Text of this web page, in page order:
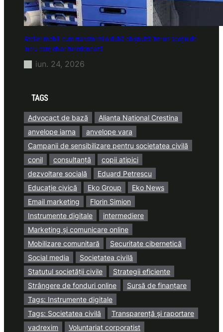
Atelier mobil: cum transformi o dubă obișnuită într-un spațiu de
lucru care chiar funcționează
iun. 24, 2026
TAGS
Advocact de bază
Alianta National Crestina
anvelope iarna
anvelope vara
Campanii de sensibilizare pentru societatea civilă
conil
consultanță
copii atipici
dezvoltare socială
Eduard Petrescu
Educație civică
Eko Group
Eko News
Email marketing
Florin Simion
Instrumente digitale
intermediere
Marketing și comunicare online
Mobilizare comunitară
Securitate cibernetică
Social media
Societatea civilă
Statutul societății civile
Strategii eficiente
Strângere de fonduri online
Sursă de finanțare
Tags: Instrumente digitale
Tags: Societatea civilă
Transparență și raportare
vadrexim
Voluntariat corporatist